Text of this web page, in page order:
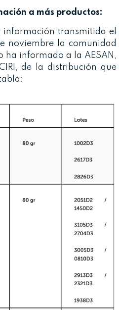
a más productos:
transmitida el
noviembre la comunidad
ha informado a la AESAN,
de la distribución que